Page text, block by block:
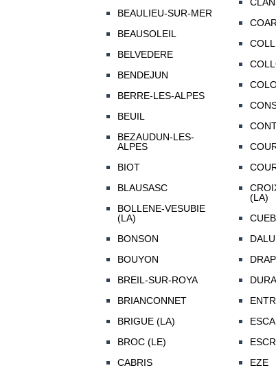
BEAULIEU-SUR-MER
BEAUSOLEIL
BELVEDERE
BENDEJUN
BERRE-LES-ALPES
BEUIL
BEZAUDUN-LES-
ALPES
BIOT
BLAUSASC
BOLLENE-VESUBIE
(LA)
BONSON
BOUYON
BREIL-SUR-ROYA
BRIANCONNET
BRIGUE (LA)
BROC (LE)
CABRIS
(LA)
DRAP
EZE